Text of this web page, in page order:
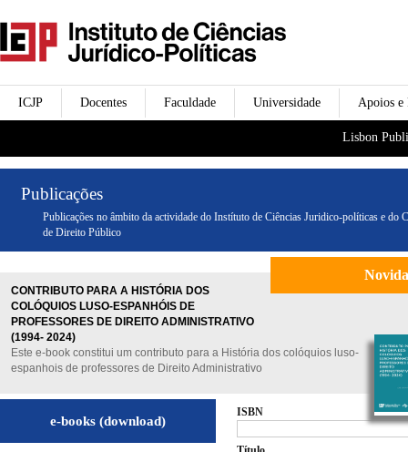
principal
icjp
menu-institucional Apoios e
Universidade
Faculdade
Docentes
ICJP
Lisbon
Publicações
Publicações no âmbito da actividade do Instítuto de Ciências Juridico-políticas e do
de Direito Público
CONTRIBUTO PARA A HISTÓRIA DOS
COLÓQUIOS LUSO-ESPANHÓIS DE
PROFESSORES DE DIREITO ADMINISTRATIVO
(1994- 2024)
Este e-book constitui um contributo para a História dos colóquios luso-
espanhois de professores de Direito Administrativo
e-books (download)
ISBN